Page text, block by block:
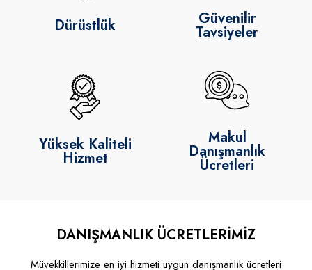
Dürüstlük Güvenilir
Tavsiyeler
Yüksek Kaliteli
Hizmet
Makul
Danışmanlık
Ücretleri
DANIŞMANLIK ÜCRETLERİMİZ
Müvekkillerimize en iyi hizmeti uygun danışmanlık ücretleri